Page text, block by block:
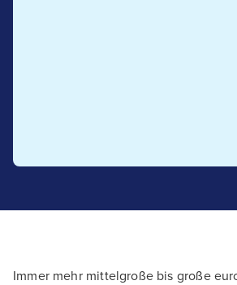
Immer mehr mittelgroße bis große